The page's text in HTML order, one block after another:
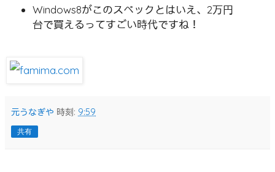
Windows8がこのスペックとはいえ、2万円
台で買えるってすごい時代ですね！
元うなぎや 時刻: 9:59
共有